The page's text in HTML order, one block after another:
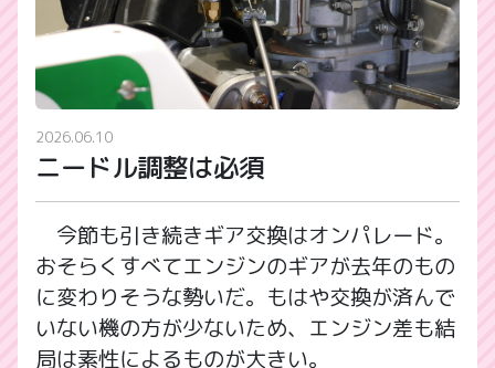
2026.06.10
ニードル調整は必須
今節も引き続きギア交換はオンパレード。
おそらくすべてエンジンのギアが去年のもの
に変わりそうな勢いだ。もはや交換が済んで
いない機の方が少ないため、エンジン差も結
局は素性によるものが大きい。